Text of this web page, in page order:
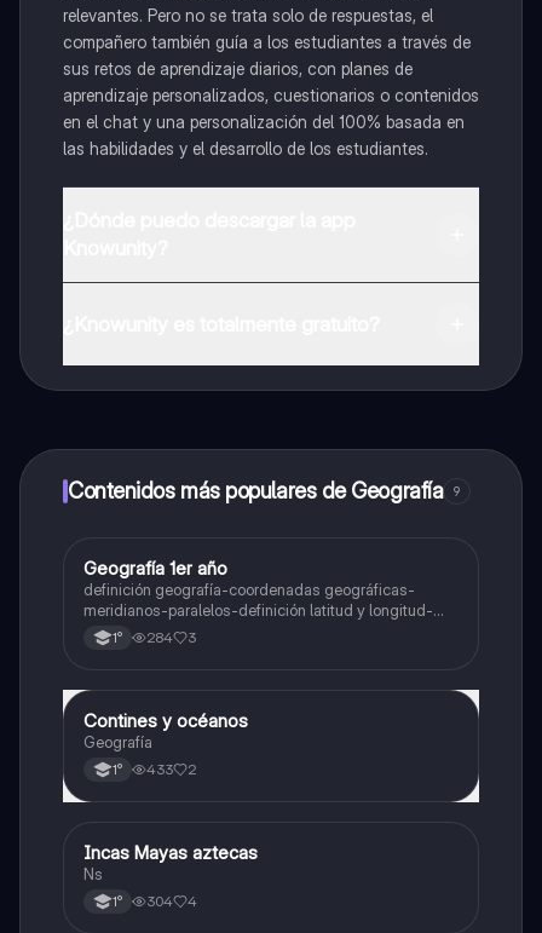
relevantes. Pero no se trata solo de respuestas, el
compañero también guía a los estudiantes a través de
sus retos de aprendizaje diarios, con planes de
aprendizaje personalizados, cuestionarios o contenidos
en el chat y una personalización del 100% basada en
las habilidades y el desarrollo de los estudiantes.
a determinadas funciones.
Contenidos más populares de Geografía 9
Geografía
Geografía 1er año
definición geografía-coordenadas geográficas-
meridianos-paralelos-definición latitud y longitud-
elementos del mapa-definición mapa-localización
relativa y absoluta
1° 284 3
Geografía
Contines y océanos
Geografía
1° 433 2
Historia
Incas Mayas aztecas
Ns
1° 304 4